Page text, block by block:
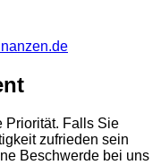
Priorität. Falls Sie
zufrieden sein
Beschwerde bei uns